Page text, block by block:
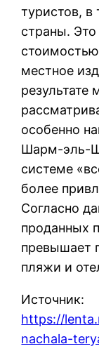
туристов, в
страны.
местное
результате
особенно
Шарм-эль-
системе
более
Согласно
проданных
превышает
пляжи и
Источник:
https://
nachala-